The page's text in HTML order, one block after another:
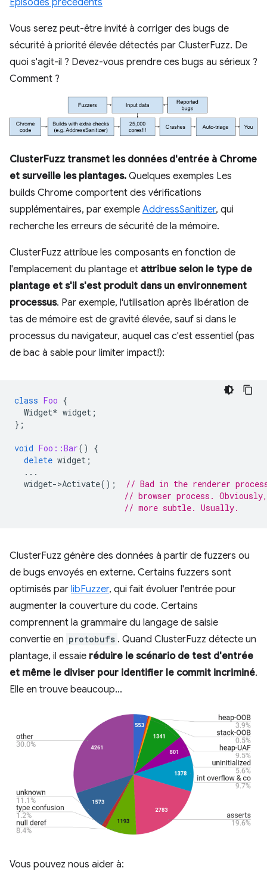
Épisodes précédents
Vous serez peut-être invité à corriger des bugs de
sécurité à priorité élevée détectés par ClusterFuzz. De
quoi s'agit-il ? Devez-vous prendre ces bugs au sérieux ?
Comment ?
ClusterFuzz transmet les données d'entrée à Chrome
et surveille les plantages. Quelques exemples Les
builds Chrome comportent des vérifications
supplémentaires, par exemple AddressSanitizer, qui
recherche les erreurs de sécurité de la mémoire.
ClusterFuzz attribue les composants en fonction de
l'emplacement du plantage et attribue selon le type de
plantage et s'il s'est produit dans un environnement
processus. Par exemple, l'utilisation après libération de
tas de mémoire est de gravité élevée, sauf si dans le
processus du navigateur, auquel cas c'est essentiel (pas
de bac à sable pour limiter impact!):
class Foo {
Widget* widget ;
};
void Foo::Bar()
{
delete widget ;
...
widget->Activate();
// Bad in the renderer
// browser process.
// more subtle. Usually.
ClusterFuzz génère des données à partir de fuzzers ou
de bugs envoyés en externe. Certains fuzzers sont
optimisés par libFuzzer, qui fait évoluer l'entrée pour
augmenter la couverture du code. Certains
comprennent la grammaire du langage de saisie
convertie en protobufs . Quand ClusterFuzz détecte un
plantage, il essaie réduire le scénario de test d'entrée
et même le diviser pour identifier le commit incriminé.
Elle en trouve beaucoup...
Vous pouvez nous aider à: